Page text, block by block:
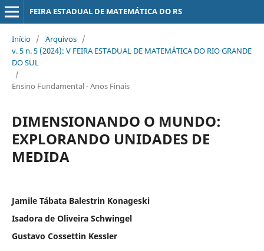
FEIRA ESTADUAL DE MATEMÁTICA DO RS
Início / Arquivos /
v. 5 n. 5 (2024): V FEIRA ESTADUAL DE MATEMÁTICA DO RIO GRANDE
DO SUL
/
Ensino Fundamental - Anos Finais
DIMENSIONANDO O MUNDO:
EXPLORANDO UNIDADES DE
MEDIDA
Jamile Tábata Balestrin Konageski
Isadora de Oliveira Schwingel
Gustavo Cossettin Kessler